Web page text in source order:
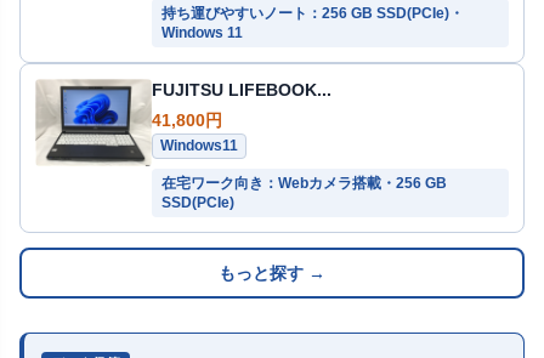
持ち運びやすいノート：256 GB SSD(PCIe)・
Windows 11
FUJITSU LIFEBOOK...
41,800円
Windows11
在宅ワーク向き：Webカメラ搭載・256 GB
SSD(PCIe)
もっと探す →